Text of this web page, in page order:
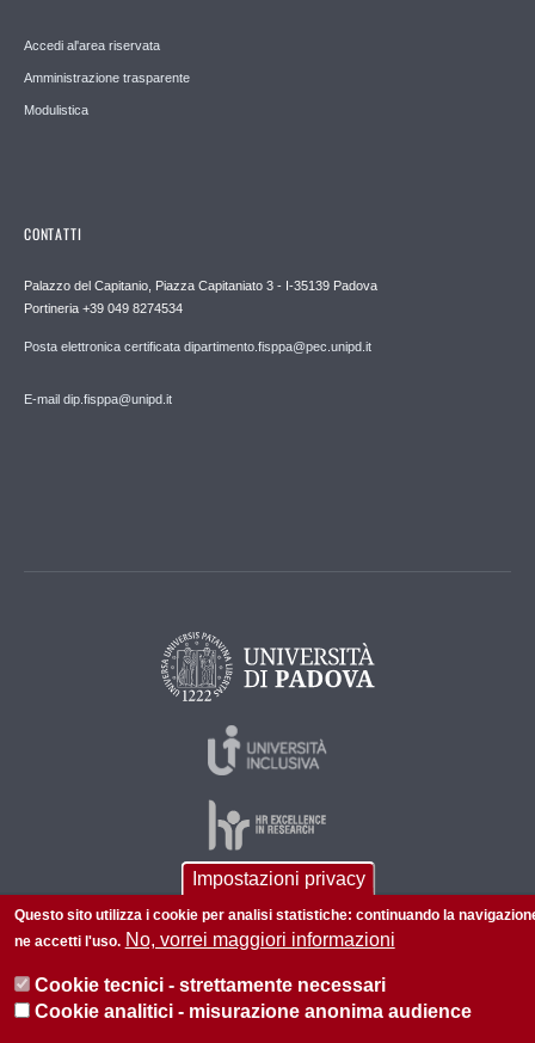
Accedi al'area riservata
Amministrazione trasparente
Modulistica
CONTATTI
Palazzo del Capitanio, Piazza Capitaniato 3 - I-35139 Padova
Portineria +39 049 8274534
Posta elettronica certificata dipartimento.fisppa@pec.unipd.it
E-mail dip.fisppa@unipd.it
© 2026 Università di Padova - Tutti i diritti riservati
Impostazioni privacy
Questo sito utilizza i cookie per analisi statistiche: continuando la
ne accetti l'uso. No, vorrei maggiori informazioni
Cookie tecnici - strettamente necessari
Cookie analitici - misurazione anonima audience